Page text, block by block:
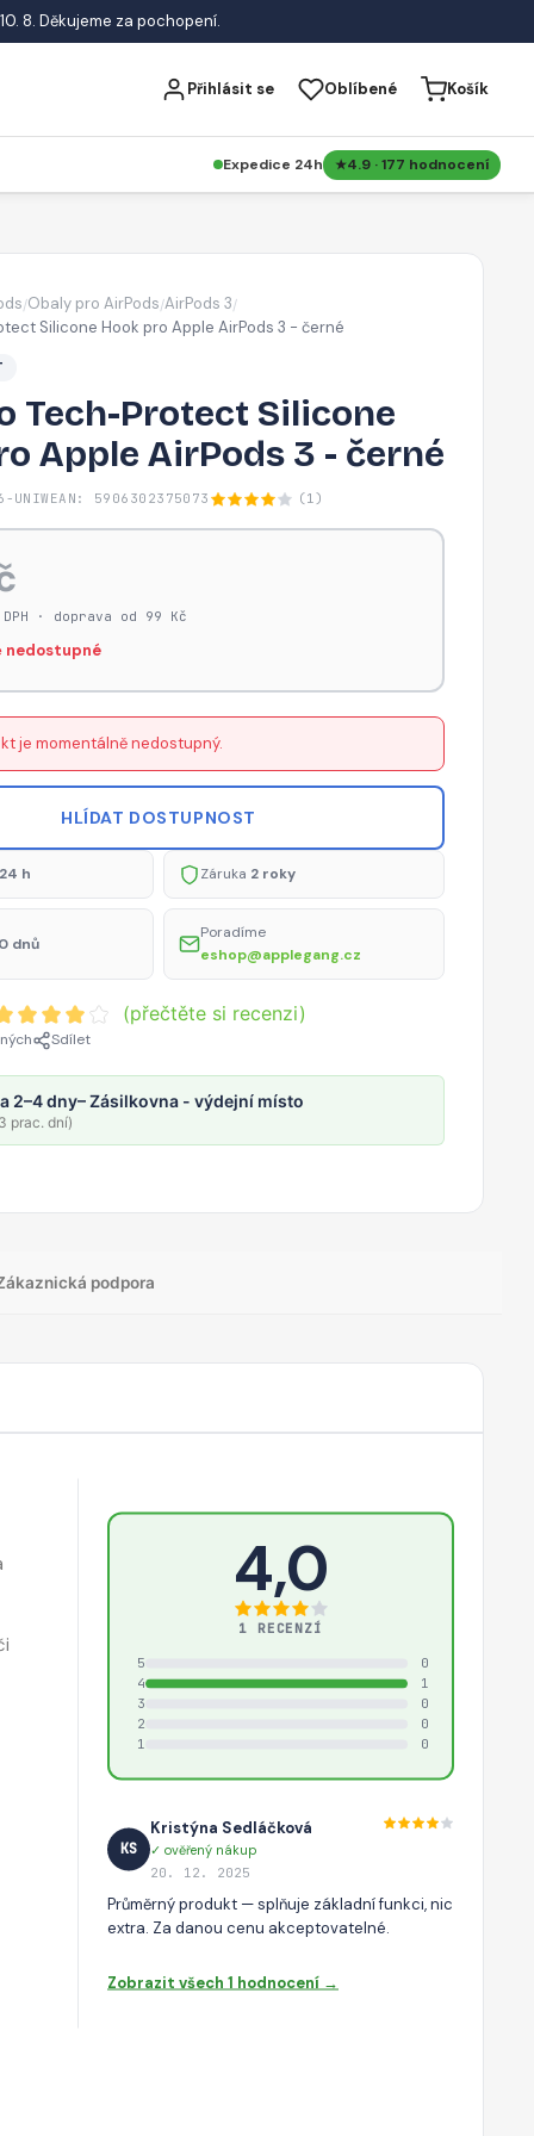
8. Děkujeme za pochopení.
Přihlásit se Oblíbené Košík
Expedice 24h 4.9 · 177 hodnocení
/Obaly pro AirPods/AirPods 3/
Silicone Hook pro Apple AirPods 3 - černé
Tech-Protect Silicone
Apple AirPods 3 - černé
UNIWEAN: 5906302375073 (1)
· doprava od 99 Kč
nedostupné
je momentálně nedostupný.
HLÍDAT DOSTUPNOST
h Záruka 2 roky
dnů
Poradíme
eshop@applegang.cz
(přečtěte si recenzi)
Sdílet
2–4 dny– Zásilkovna - výdejní místo
prac. dní)
podpora
4,0
1 RECENZÍ
5
0
4
1
3
0
2
0
1
0
KS
Kristýna Sedláčková
✓ ověřený nákup
20. 12. 2025
Průměrný produkt — splňuje základní funkci, nic
extra. Za danou cenu akceptovatelné.
Zobrazit všech 1 hodnocení →